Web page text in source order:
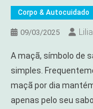
Corpo & Autocuidado
09/03/2025
A maçã, símbolo de
simples.
maçã por dia
apenas pelo seu